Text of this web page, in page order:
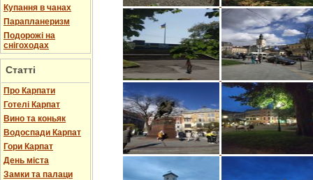
Купання в чанах
Парапланеризм
Подорожі на
снігоходах
Статті
Про Карпати
Готелі Карпат
Вино та коньяк
Водоспади Карпат
Гори Карпат
День міста
Замки та палаци